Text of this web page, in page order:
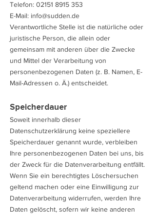
Telefon: 02151 8915 353
E-Mail: info@sudden.de
Verantwortliche Stelle ist die natürliche oder
juristische Person, die allein oder
gemeinsam mit anderen über die Zwecke
und Mittel der Verarbeitung von
personenbezogenen Daten (z. B. Namen, E-
Mail-Adressen o. Ä.) entscheidet.
Speicherdauer
Soweit innerhalb dieser
Datenschutzerklärung keine speziellere
Speicherdauer genannt wurde, verbleiben
Ihre personenbezogenen Daten bei uns, bis
der Zweck für die Datenverarbeitung entfällt.
Wenn Sie ein berechtigtes Löschersuchen
geltend machen oder eine Einwilligung zur
Datenverarbeitung widerrufen, werden Ihre
Daten gelöscht, sofern wir keine anderen